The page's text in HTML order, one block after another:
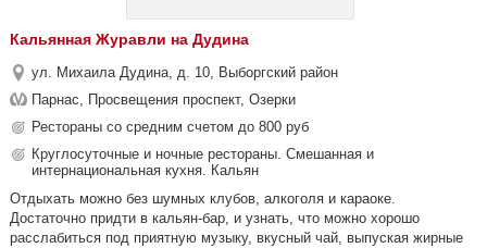
Кальянная Журавли на Дудина
ул. Михаила Дудина, д. 10, Выборгский район
Парнас, Просвещения проспект, Озерки
Рестораны со средним счетом до 800 руб
Круглосуточные и ночные рестораны. Смешанная и
интернациональная кухня. Кальян
Отдыхать можно без шумных клубов, алкоголя и караоке.
Достаточно придти в кальян-бар, и узнать, что можно хорошо
расслабиться под приятную музыку, вкусный чай, выпуская жирные